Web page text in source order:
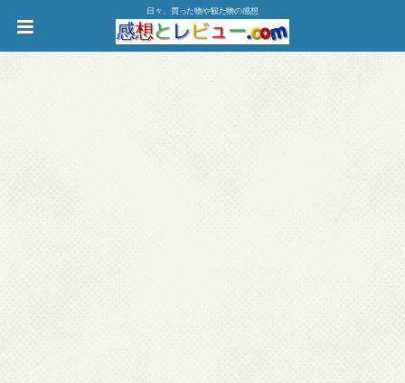
日々、買った物や観た物の感想